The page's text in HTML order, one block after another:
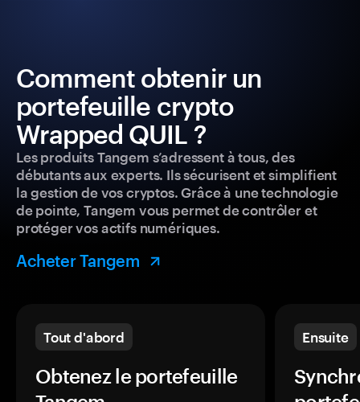
Comment obtenir un
portefeuille crypto
Wrapped QUIL ?
Les produits Tangem s’adressent à tous, des
débutants aux experts. Ils sécurisent et simplifient
la gestion de vos cryptos. Grâce à une technologie
de pointe, Tangem vous permet de contrôler et
protéger vos actifs numériques.
Acheter Tangem
Tout d'abord
Obtenez le portefeuille
Ensuite